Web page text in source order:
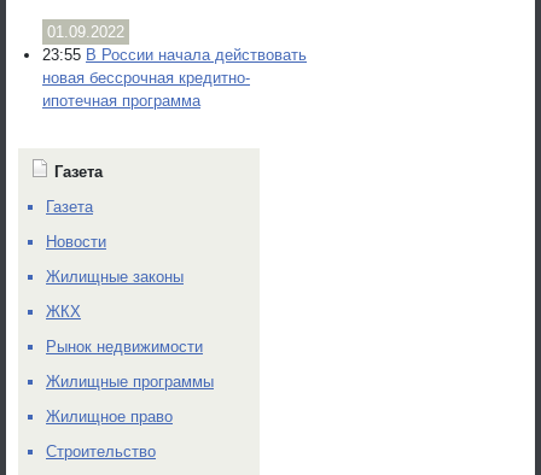
01.09.2022
23:55 В России начала действовать
новая бессрочная кредитно-
ипотечная программа
Газета
Газета
Новости
Жилищные законы
ЖКХ
Рынок недвижимости
Жилищные программы
Жилищное право
Строительство